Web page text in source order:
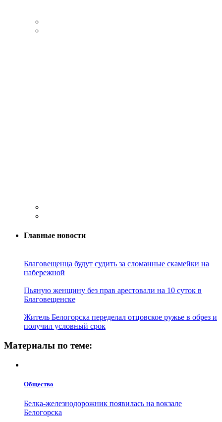
Главные новости
Благовещенца будут судить за сломанные скамейки на
набережной
Пьяную женщину без прав арестовали на 10 суток в
Благовещенске
Житель Белогорска переделал отцовское ружье в обрез и
получил условный срок
Материалы по теме:
Общество
Белка-железнодорожник появилась на вокзале
Белогорска